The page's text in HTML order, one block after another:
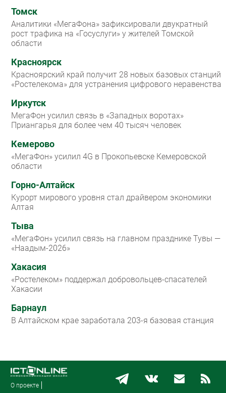
Томск
Аналитики «МегаФона» зафиксировали двукратный
рост трафика на «Госуслуги» у жителей Томской
области
Красноярск
Красноярский край получит 28 новых базовых станций
«Ростелекома» для устранения цифрового неравенства
Иркутск
МегаФон усилил связь в «Западных воротах»
Приангарья для более чем 40 тысяч человек
Кемерово
«МегаФон» усилил 4G в Прокопьевске Кемеровской
области
Горно-Алтайск
Курорт мирового уровня стал драйвером экономики
Алтая
Тыва
«МегаФон» усилил связь на главном празднике Тувы —
«Наадым-2026»
Хакасия
«Ростелеком» поддержал добровольцев-спасателей
Хакасии
Барнаул
В Алтайском крае заработала 203-я базовая станция
О проекте